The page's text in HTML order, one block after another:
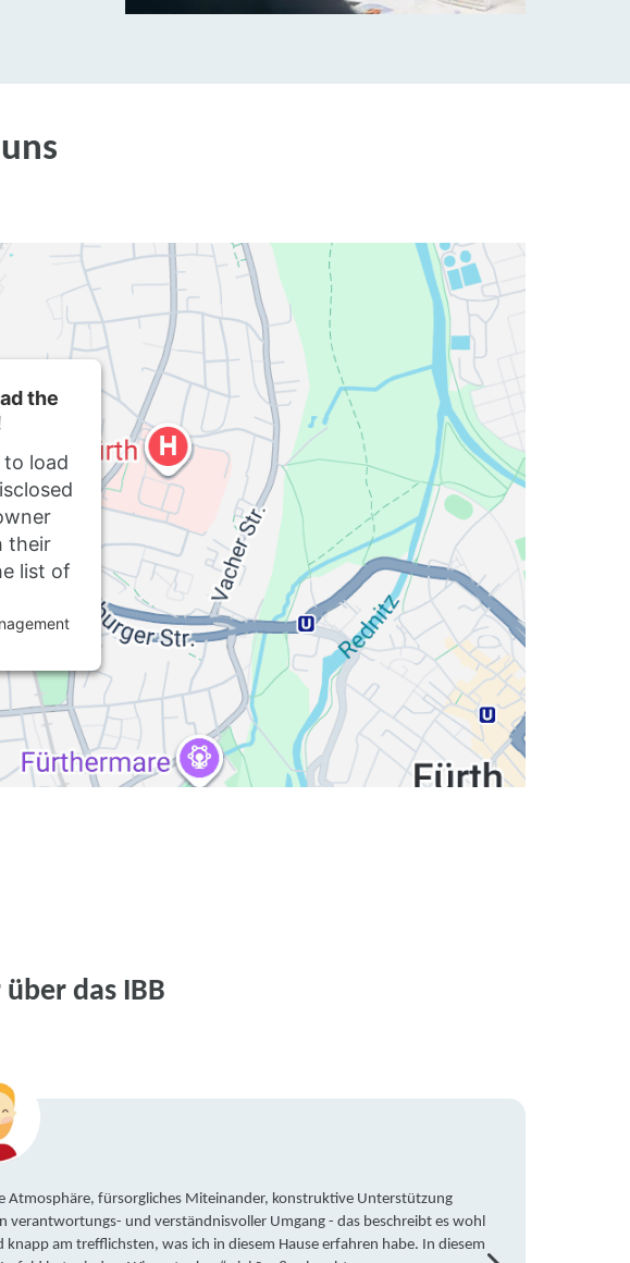
the
load
their
list of
das IBB
Atmosphäre, fürsorgliches Miteinander, konstruktive Unterstützung
verantwortungs- und verständnisvoller Umgang - das beschreibt es wohl
knapp am trefflichsten, was ich in diesem Hause erfahren habe. In diesem